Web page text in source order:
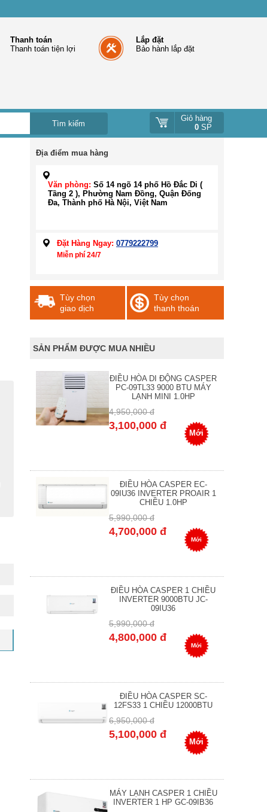
Thanh toán
Thanh toán tiện lợi
Lắp đặt
Bảo hành lắp đặt
Giỏ hàng
0 SP
Địa điểm mua hàng
Văn phòng: Số 14 ngõ 14 phố Hồ Đắc Di (
Tầng 2 ), Phường Nam Đồng, Quận Đống
Đa, Thành phố Hà Nội, Việt Nam
Đặt Hàng Ngay: 0779222799
Miễn phí 24/7
Tùy chọn
giao dịch
Tùy chọn
thanh thoán
SẢN PHẨM ĐƯỢC MUA NHIỀU
ĐIỀU HÒA DI ĐỘNG CASPER
PC-09TL33 9000 BTU MÁY
LẠNH MINI 1.0HP
4,950,000 đ
3,100,000 đ
Mới
ĐIỀU HÒA CASPER EC-
09IU36 INVERTER PROAIR 1
CHIỀU 1.0HP
5,990,000 đ
4,700,000 đ
Mới
ĐIỀU HÒA CASPER 1 CHIỀU
INVERTER 9000BTU JC-
09IU36
5,990,000 đ
4,800,000 đ
Mới
ĐIỀU HÒA CASPER SC-
12FS33 1 CHIỀU 12000BTU
6,950,000 đ
5,100,000 đ
Mới
MÁY LẠNH CASPER 1 CHIỀU
INVERTER 1 HP GC-09IB36